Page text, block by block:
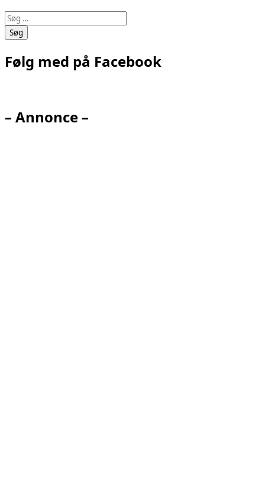
Søg
efter:
Følg med på Facebook
– Annonce –